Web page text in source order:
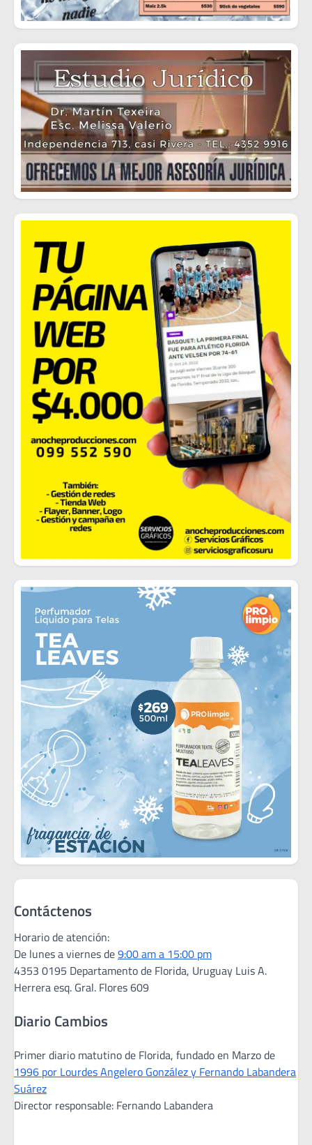
Contáctenos
Horario de atención:
De lunes a viernes de9:00 am a 15:00 pm
4353 0195 Departamento de Florida, Uruguay Luis A.
Herrera esq. Gral. Flores 609
Diario Cambios
Primer diario matutino de Florida, fundado en Marzo de
1996 por Lourdes Angelero González y Fernando Labandera
Suárez
Director responsable: Fernando Labandera